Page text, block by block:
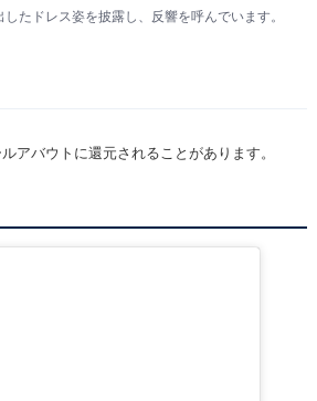
たドレス姿を披露し、反響を呼んでいます。
アバウトに還元されることがあります。